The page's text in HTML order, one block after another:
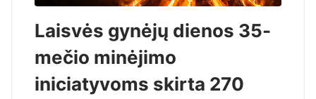
Laisvės gynėjų dienos 35-
mečio minėjimo
iniciatyvoms skirta 270